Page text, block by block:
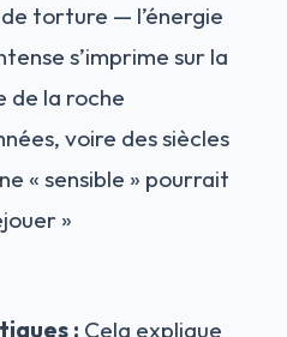
torture — l’énergie
s’imprime sur la
de la roche
voire des siècles
« sensible » pourrait
»
: Cela explique